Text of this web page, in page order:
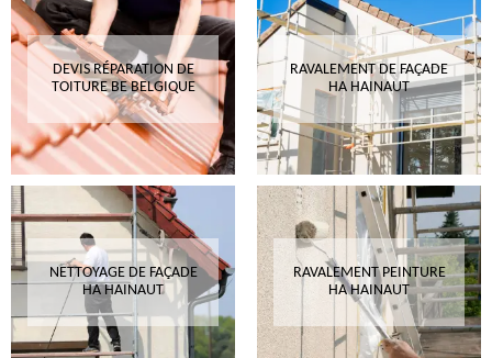
DEVIS RÉPARATION DE
TOITURE BE BELGIQUE
RAVALEMENT DE FAÇADE
HA HAINAUT
NETTOYAGE DE FAÇADE
HA HAINAUT
RAVALEMENT PEINTURE
HA HAINAUT